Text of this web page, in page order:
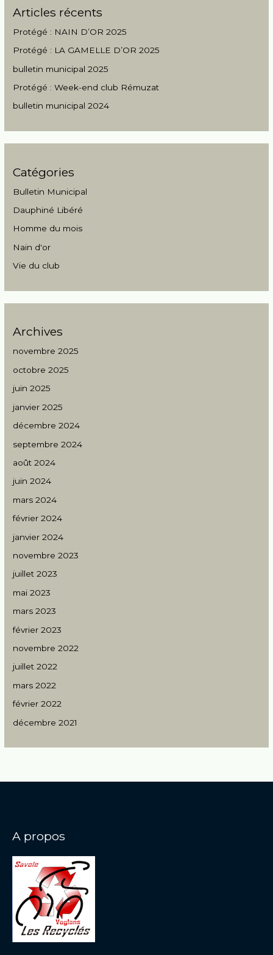
c
h
e
r
Articles récents
Protégé : NAIN D’OR 2025
Protégé : LA GAMELLE D’OR 2025
bulletin municipal 2025
Protégé : Week-end club Rémuzat
bulletin municipal 2024
Catégories
Bulletin Municipal
Dauphiné Libéré
Homme du mois
Nain d'or
Vie du club
Archives
novembre 2025
octobre 2025
juin 2025
janvier 2025
décembre 2024
septembre 2024
août 2024
juin 2024
mars 2024
février 2024
janvier 2024
novembre 2023
juillet 2023
mai 2023
mars 2023
février 2023
novembre 2022
juillet 2022
mars 2022
février 2022
décembre 2021
A propos